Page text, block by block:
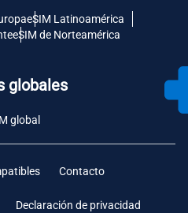
eSIM Latinoamérica
eSIM de Norteamérica
globales
global
Contacto
Declaración de privacidad